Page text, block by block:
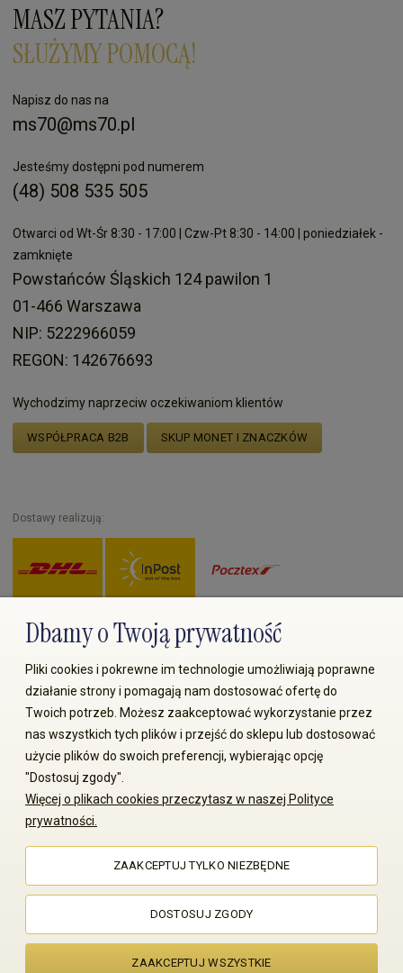
MASZ PYTANIA?
SŁUŻYMY POMOCĄ!
Napisz do nas na
ms70@ms70.pl
Jesteśmy dostępni pod numerem
(48) 508 535 505
Otwarci od Wt-Śr 8:30 - 17:00 | Czw-Pt 8:30 - 14:00 | poniedziałek -
zamknięte
Powstańców Śląskich 124 pawilon 1
01-466 Warszawa
NIP: 5222966059
REGON: 142676693
Wychodzimy naprzeciw oczekiwaniom klientów
WSPÓŁPRACA B2B SKUP MONET I ZNACZKÓW
Dostawy realizują:
Zapłać przez:
© 2008-2026 MS70.pl / Ms70 Sp. z o.o. Wszelkie prawa
zastrzeżone. Kopiowanie treści i zdjęć bez zgody właściciela
Sklep internetowy Shoper Premium
Dbamy o Twoją prywatność
Pliki cookies i pokrewne im technologie umożliwiają poprawne
działanie strony i pomagają nam dostosować ofertę do
Twoich potrzeb. Możesz zaakceptować wykorzystanie przez
nas wszystkich tych plików i przejść do sklepu lub dostosować
użycie plików do swoich preferencji, wybierając opcję
"Dostosuj zgody".
Więcej o plikach cookies przeczytasz w naszej Polityce
prywatności.
ZAAKCEPTUJ TYLKO NIEZBĘDNE
DOSTOSUJ ZGODY
ZAAKCEPTUJ WSZYSTKIE